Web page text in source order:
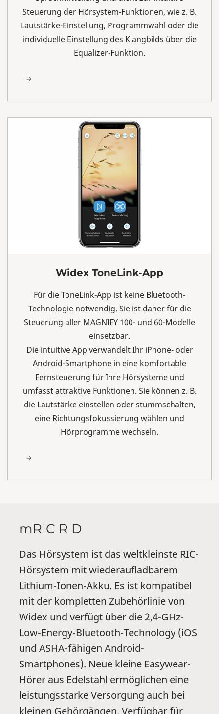
Steuerung der Hörsystem-Funktionen, wie z. B.
Lautstärke-Einstellung, Programmwahl oder die
individuelle Einstellung des Klangbilds über die
Equalizer-Funktion.
Widex ToneLink-App
Für die ToneLink-App ist keine Bluetooth-
Technologie notwendig. Sie ist daher für die
Steuerung aller MAGNIFY 100- und 60-Modelle
einsetzbar.
Die intuitive App verwandelt Ihr iPhone- oder
Android-Smartphone in eine komfortable
Fernsteuerung für Ihre Hörsysteme und
umfasst attraktive Funktionen. Sie können z. B.
die Lautstärke einstellen oder stummschalten,
eine Richtungsfokussierung wählen und
Hörprogramme wechseln.
mRIC R D
Das Hörsystem ist das weltkleinste RIC-
Hörsystem mit wiederaufladbarem
Lithium-Ionen-Akku. Es ist kompatibel
mit der kompletten Zubehörlinie von
Widex und verfügt über die 2,4-GHz-
Low-Energy-Bluetooth-Technology (iOS
und ASHA-fähigen Android-
Smartphones). Neue kleine Easywear-
Hörer aus Edelstahl ermöglichen eine
leistungsstarke Versorgung auch bei
kleinen Gehörgängen. Verfügbar für